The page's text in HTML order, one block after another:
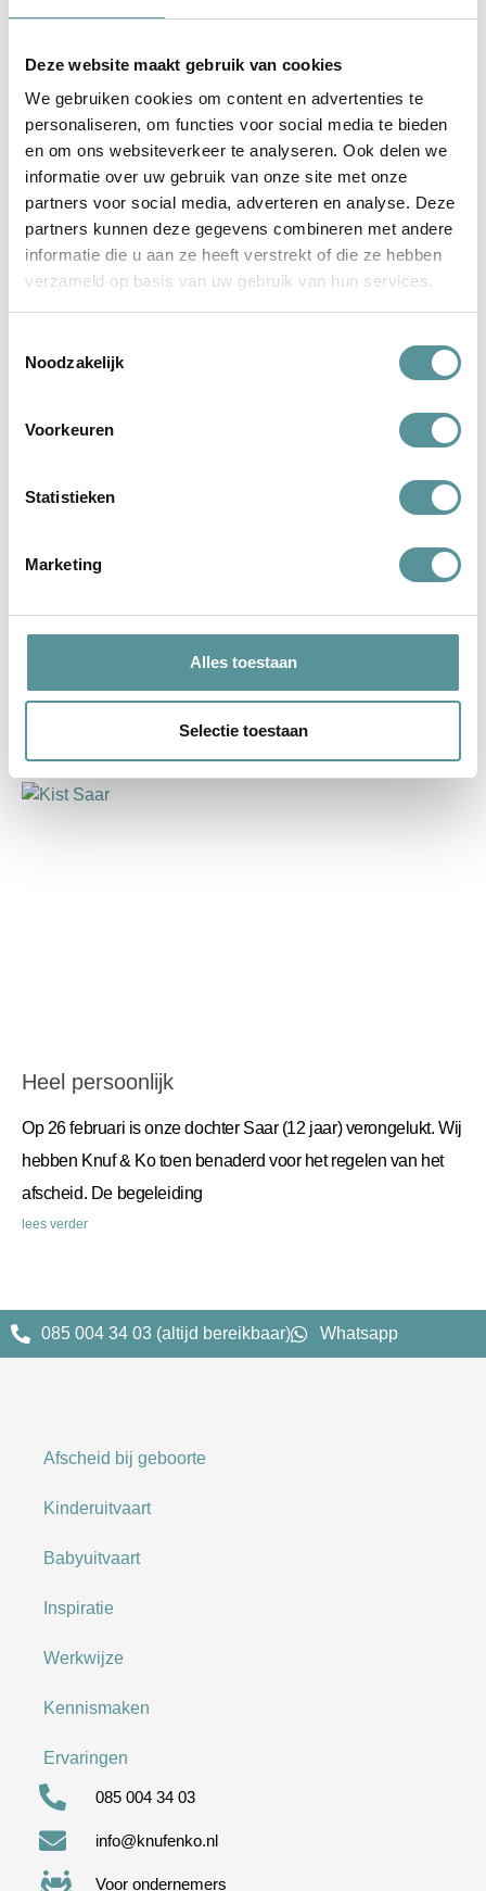
Deze website maakt gebruik van cookies
We gebruiken cookies om content en advertenties te
personaliseren, om functies voor social media te bieden
en om ons websiteverkeer te analyseren. Ook delen we
informatie over uw gebruik van onze site met onze
partners voor social media, adverteren en analyse. Deze
partners kunnen deze gegevens combineren met andere
informatie die u aan ze heeft verstrekt of die ze hebben
verzameld op basis van uw gebruik van hun services.
Noodzakelijk
Voorkeuren
Statistieken
Marketing
Alles toestaan
Selectie toestaan
100%
Lieve Desley en Sanneke, Onze wereld stond plotseling stil,
we wisten niet waar we moesten beginnen en daar waren
jullie… Door jullie hulp en adviezen
lees verder
Knuf&Ko heeft ons ontzettend fijn en goed geholpen met de
uitvaart van onze lieve zoon (week na geboorte). Na het
overlijden gaat alles opeens snel
Heel persoonlijk
Op 26 februari is onze dochter Saar (12 jaar) verongelukt. Wij
hebben Knuf & Ko toen benaderd voor het regelen van het
afscheid. De begeleiding
lees verder
085 004 34 03 (altijd bereikbaar) Whatsapp
Afscheid bij geboorte
Kinderuitvaart
Babyuitvaart
Inspiratie
Werkwijze
Kennismaken
Ervaringen
085 004 34 03
info@knufenko.nl
Voor ondernemers